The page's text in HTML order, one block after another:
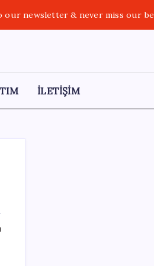
our newsletter & never miss our
İLETİŞİM